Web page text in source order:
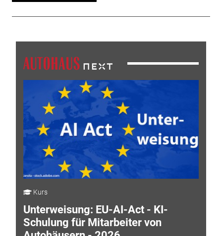
Kurs
Unterweisung: EU-AI-Act - KI-
Schulung für Mitarbeiter von